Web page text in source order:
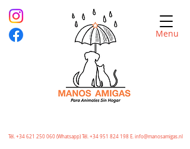
Tél. +34 621 250 060(Whatsapp) Tél. +34 951 824 198 E. info@manosamigas.nl
Menu